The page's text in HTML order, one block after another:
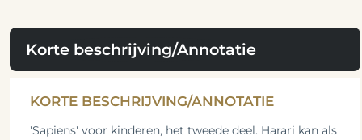
Korte beschrijving/Annotatie
KORTE BESCHRIJVING/ANNOTATIE
'Sapiens' voor kinderen, het tweede deel. Harari kan als